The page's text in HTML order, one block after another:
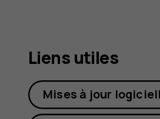
Liens utiles
Mises à jour